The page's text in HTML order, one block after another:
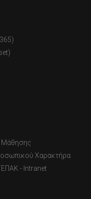
Μάθησης
Χαρακτήρα
- Intranet